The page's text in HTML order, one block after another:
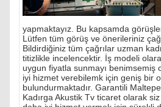
yapmaktayız. Bu kapsamda
Lütfen tüm görüş ve önerileriniz
Bildirdiğiniz tüm çağrılar uzman
titizlikle incelencektir. İş modeli
uygun fiyatla sunmayı benimsemiş
iyi hizmet verebilemk için geniş bir
bulundurmaktadır. Garantili
Kadırga Akustik Tv ticaret olarak